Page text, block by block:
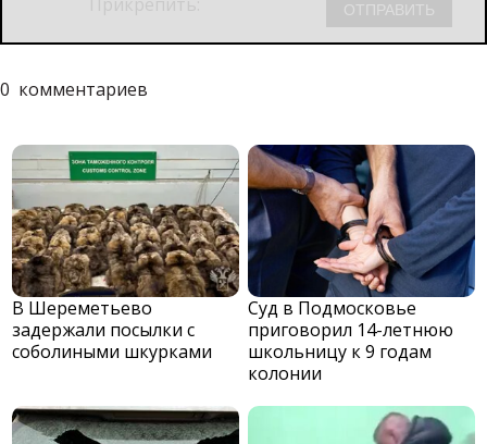
0 комментариев
В Шереметьево
задержали посылки с
соболиными шкурками
Суд в Подмосковье
приговорил 14-летнюю
школьницу к 9 годам
колонии